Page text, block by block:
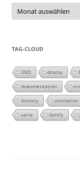
Review-
Archiv
TAG-CLOUD
DVD drama
dokumentation
fantasy animation
serie family